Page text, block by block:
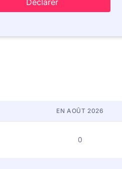
Déclarer
EN AOÛT 2026
0